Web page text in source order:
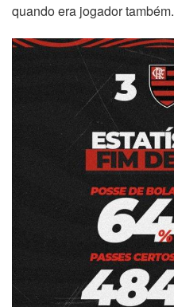
quando era jogador também.